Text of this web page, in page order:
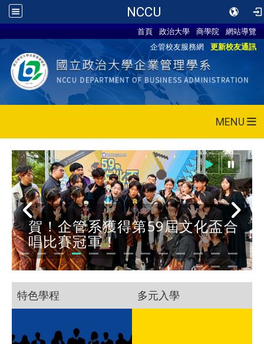
NCCU
首頁 政治大學 商學院
網站導覽
企管校友服務網
更新校友通訊
MENU
賀！企管系獲得第59屆文化盃合
唱比賽冠軍！
特色學程 多元入學